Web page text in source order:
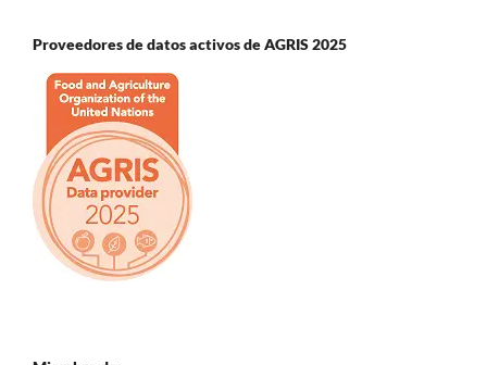
Proveedores de datos activos de AGRIS 2025